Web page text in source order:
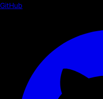
GitHub